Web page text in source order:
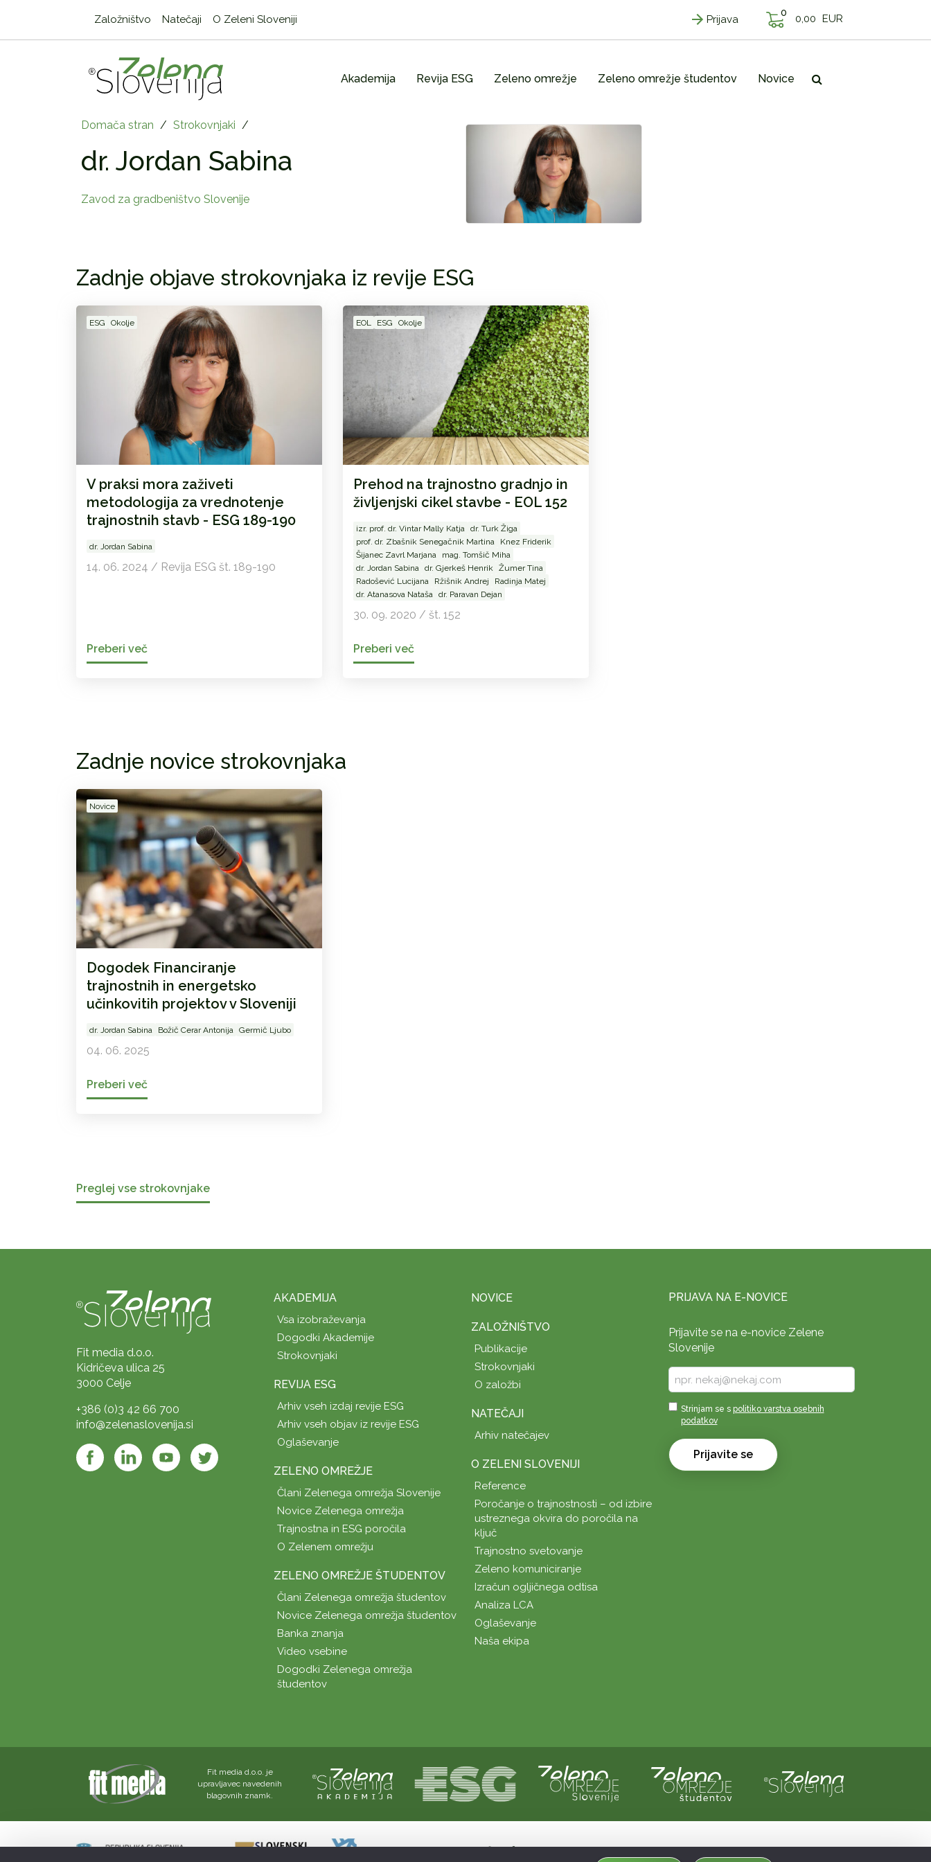
Založništvo Natečaji O Zeleni Sloveniji Prijava
0 0,00 EUR
Akademija Revija ESG Zeleno omrežje Zeleno omrežje študentov Novice
Domača stran / Strokovnjaki /
dr. Jordan Sabina
Zavod za gradbeništvo Slovenije
Zadnje objave strokovnjaka iz revije ESG
ESG Okolje
V praksi mora zaživeti
metodologija za vrednotenje
trajnostnih stavb - ESG 189-190
dr. Jordan Sabina
14. 06. 2024 / Revija ESG št. 189-190
Preberi več
EOL ESG Okolje
Prehod na trajnostno gradnjo in
življenjski cikel stavbe - EOL 152
izr. prof. dr. Vintar Mally Katja
dr. Turk Žiga
prof. dr. Zbašnik Senegačnik Martina
Knez Friderik
Šijanec Zavrl Marjana
mag. Tomšič Miha
dr. Jordan Sabina
dr. Gjerkeš Henrik
Žumer Tina
Radošević Lucijana
Ržišnik Andrej
Radinja Matej
dr. Atanasova Nataša
dr. Paravan Dejan
30. 09. 2020 / št. 152
Preberi več
Zadnje novice strokovnjaka
Novice
Dogodek Financiranje
trajnostnih in energetsko
učinkovitih projektov v Sloveniji
dr. Jordan Sabina Božič Cerar Antonija Germič Ljubo
04. 06. 2025
Preberi več
Preglej vse strokovnjake
Fit media d.o.o.
Kidričeva ulica 25
3000 Celje
+386 (0)3 42 66 700
info@zelenaslovenija.si
AKADEMIJA
Vsa izobraževanja
Dogodki Akademije
Strokovnjaki
REVIJA ESG
Arhiv vseh izdaj revije ESG
Arhiv vseh objav iz revije ESG
Oglaševanje
ZELENO OMREŽJE
Člani Zelenega omrežja Slovenije
Novice Zelenega omrežja
Trajnostna in ESG poročila
O Zelenem omrežju
ZELENO OMREŽJE ŠTUDENTOV
Člani Zelenega omrežja študentov
Novice Zelenega omrežja študentov
Banka znanja
Video vsebine
Dogodki Zelenega omrežja
študentov
NOVICE
ZALOŽNIŠTVO
Publikacije
Strokovnjaki
O založbi
NATEČAJI
Arhiv natečajev
O ZELENI SLOVENIJI
Reference
Poročanje o trajnostnosti – od izbire
ustreznega okvira do poročila na
ključ
Trajnostno svetovanje
Zeleno komuniciranje
Izračun ogljičnega odtisa
Analiza LCA
Oglaševanje
Naša ekipa
PRIJAVA NA E-NOVICE
Prijavite se na e-novice Zelene
Slovenije
Vpišite
vaš
e-
naslov
Sprejmi
Strinjam se s politiko varstva osebnih
podatkov
Prijavite se
Fit media d.o.o. je
upravljavec navedenih
blagovnih znamk.
Naložbo sofinancirata Republika Slovenija in Evropska unija iz evropskega sklada za regionalni razvoj.